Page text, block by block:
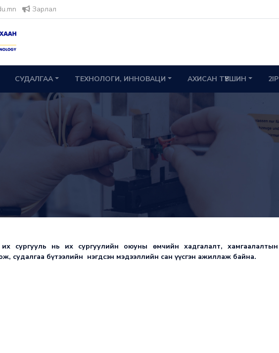
Зарлал
СУДАЛГАА ТЕХНОЛОГИ, ИННОВАЦИ АХИСАН ТҮВШИН 2IP
сургууль нь их сургуулийн оюуны өмчийн хадгалалт, хамгаалалтын
судалгаа бүтээлийн нэгдсэн мэдээллийн сан үүсгэн ажиллаж байна.